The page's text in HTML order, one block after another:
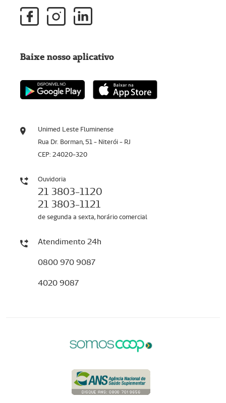
Unimed Leste Fluminense
Rua Dr. Borman, 51 - Niterói - RJ
CEP: 24020-320
Ouvidoria
21 3803-1120
21 3803-1121
de segunda a sexta, horário comercial
Atendimento 24h
0800 970 9087
4020 9087
Baixe nosso aplicativo